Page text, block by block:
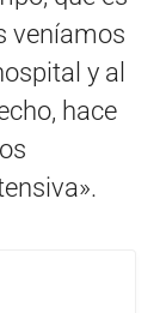
veníamos
y al
hace